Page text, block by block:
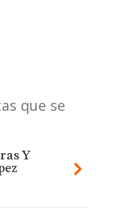
que se
Y